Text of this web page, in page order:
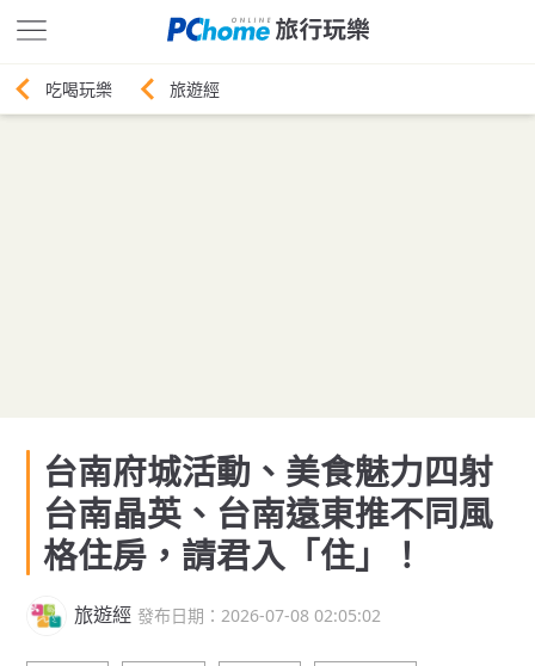
旅遊經
台南府城活動、美食魅力四射
台南晶英、台南遠東推不同風
格住房，請君入「住」！
旅遊經 發布日期：2026-07-08 02:05:02